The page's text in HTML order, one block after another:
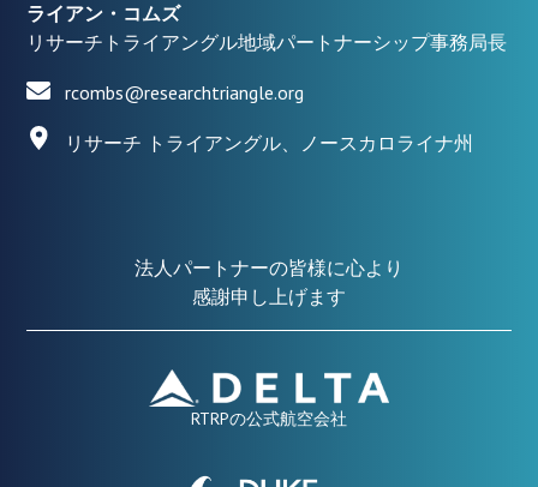
ライアン・コムズ
リサーチトライアングル地域パートナーシップ事務局長
rcombs@researchtriangle.org
リサーチ トライアングル、ノースカロライナ州
法人パートナーの皆様に心より
感謝申し上げます
RTRPの公式航空会社